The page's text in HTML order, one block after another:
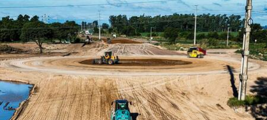
Mundial 2026
Eventos Corporativos
El Cronista Studio
Mediakit
abre en nueva pestaña
Argentina